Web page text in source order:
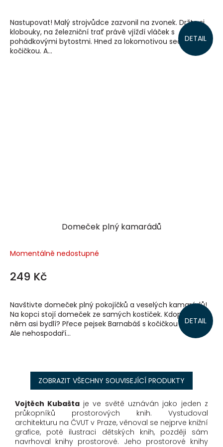
DETAIL
Nastupovat! Malý strojvůdce zazvonil na zvonek. Držte si
klobouky, na železniční trať právě vjíždí vláček s
pohádkovými bytostmi. Hned za lokomotivou sedí pejsek s
kočičkou. A...
Domeček plný kamarádů
Momentálně nedostupné
249 Kč
DETAIL
Navštivte domeček plný pokojíčků a veselých kamarádů!
Na kopci stojí domeček ze samých kostiček. Kdopak v
něm asi bydlí? Přece pejsek Barnabáš s kočičkou Mickou.
Ale nehospodaří...
ZOBRAZIT VŠECHNY SOUVISEJÍCÍ PRODUKTY
Vojtěch Kubašta je ve světě uznáván jako jeden z
průkopníků prostorových knih. Vystudoval
architekturu na ČVUT v Praze, věnoval se nejprve knižní
grafice, poté ilustraci dětských knih, později sám
navrhoval knihy prostorové. Jeho prostorové knihy